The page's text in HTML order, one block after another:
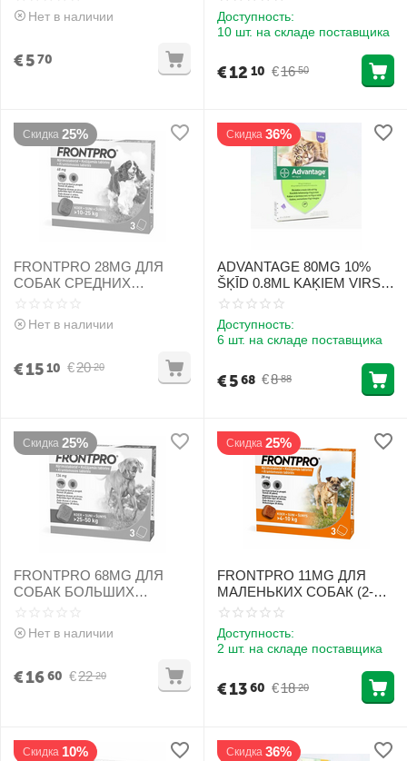
Нет в наличии
€570
Доступность:
10 шт. на складе поставщика
€16 50
€12 10
Скидка 25%
FRONTPRO 28MG ДЛЯ
СОБАК СРЕДНИХ
Жевательная таблетка от
блох и клещей [CLONE]
Нет в наличии
€20 20
€1510
Скидка 36%
ADVANTAGE 80MG 10%
ŠĶĪD 0.8ML KAĶIEM VIRS
4KG N1
Доступность:
6 шт. на складе поставщика
€8 88
€568
Скидка 25%
FRONTPRO 68MG ДЛЯ
СОБАК БОЛЬШИХ
N1 - Жевательная таблетка
от блох и клещей [CLONE]
Нет в наличии
€22 20
€1660
Скидка 25%
FRONTPRO 11MG ДЛЯ
МАЛЕНЬКИХ СОБАК (2-
4KG) N1 - Жевательная
[CLONE]
Доступность:
2 шт. на складе поставщика
€18 20
€1360
Скидка 10% Скидка 36%